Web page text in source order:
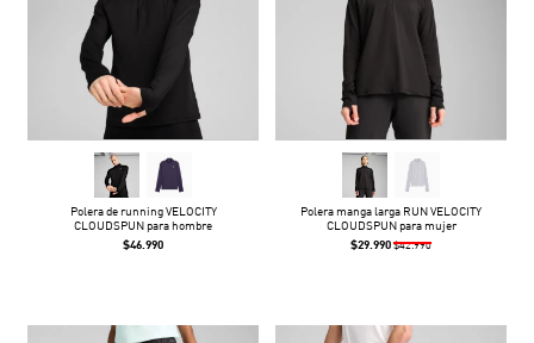
Polera de running VELOCITY
CLOUDSPUN para hombre
$46.990
Polera manga larga RUN VELOCITY
CLOUDSPUN para mujer
$29.990 $42.990